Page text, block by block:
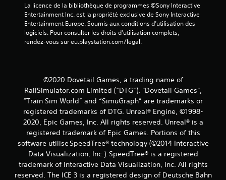
La licence de la bibliothèque de programmes ©Sony Interactive
Entertainment Inc. est la propriété exclusive de Sony Interactive
Entertainment Europe. Soumis aux conditions d’utilisation des
logiciels. Pour consulter les droits d’utilisation complets,
rendez-vous sur eu.playstation.com/legal.
©2020 Dovetail Games, a trading name of
RailSimulator.com Limited (“DTG”). "Dovetail Games",
“Train Sim World” and “SimuGraph” are trademarks or
registered trademarks of DTG. Unreal® Engine, ©1998-
2020, Epic Games, Inc. All rights reserved. Unreal® is a
registered trademark of Epic Games. Portions of this
software utilise SpeedTree® technology (©2014 Interactive
Data Visualization, Inc.). SpeedTree® is a registered
trademark of Interactive Data Visualization, Inc. All rights
reserved. The ICE 3 is a registered design of Deutsche Bahn